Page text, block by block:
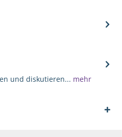
und diskutieren... mehr